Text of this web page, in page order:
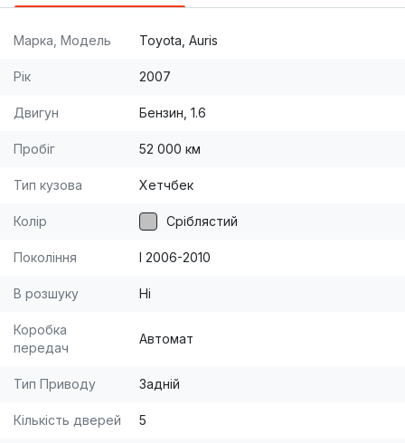
Марка, Модель Toyota, Auris
Рік 2007
Двигун Бензин, 1.6
Пробіг 52 000 км
Тип кузова Хетчбек
Колір Сріблястий
Покоління I 2006-2010
В розшуку Ні
Коробка
передач
Автомат
Тип Приводу Задній
Кількість дверей 5